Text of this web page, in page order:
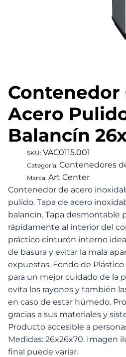
Contenedor
Acero
Balancín
SKU: VAC0115.001
Categoría: Contenedores
Marca: Art Center
Contenedor de acero
pulido. Tapa de acero
balancín. Tapa desmontable
rápidamente al interior del
práctico cinturón interno
de basura y evitar la mala
expuestas. Fondo de
para un mejor cuidado de la
evita los rayones y también
en caso de estar húmedo.
gracias a sus materiales y
Producto accesible a
Medidas: 26x26x70. Imagen
final puede variar.